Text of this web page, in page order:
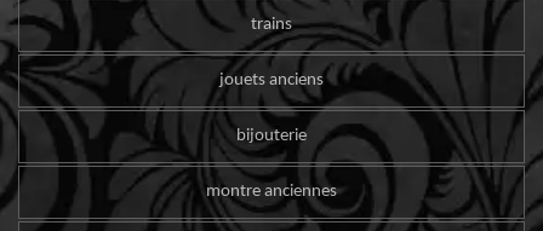
trains
jouets anciens
bijouterie
montre anciennes